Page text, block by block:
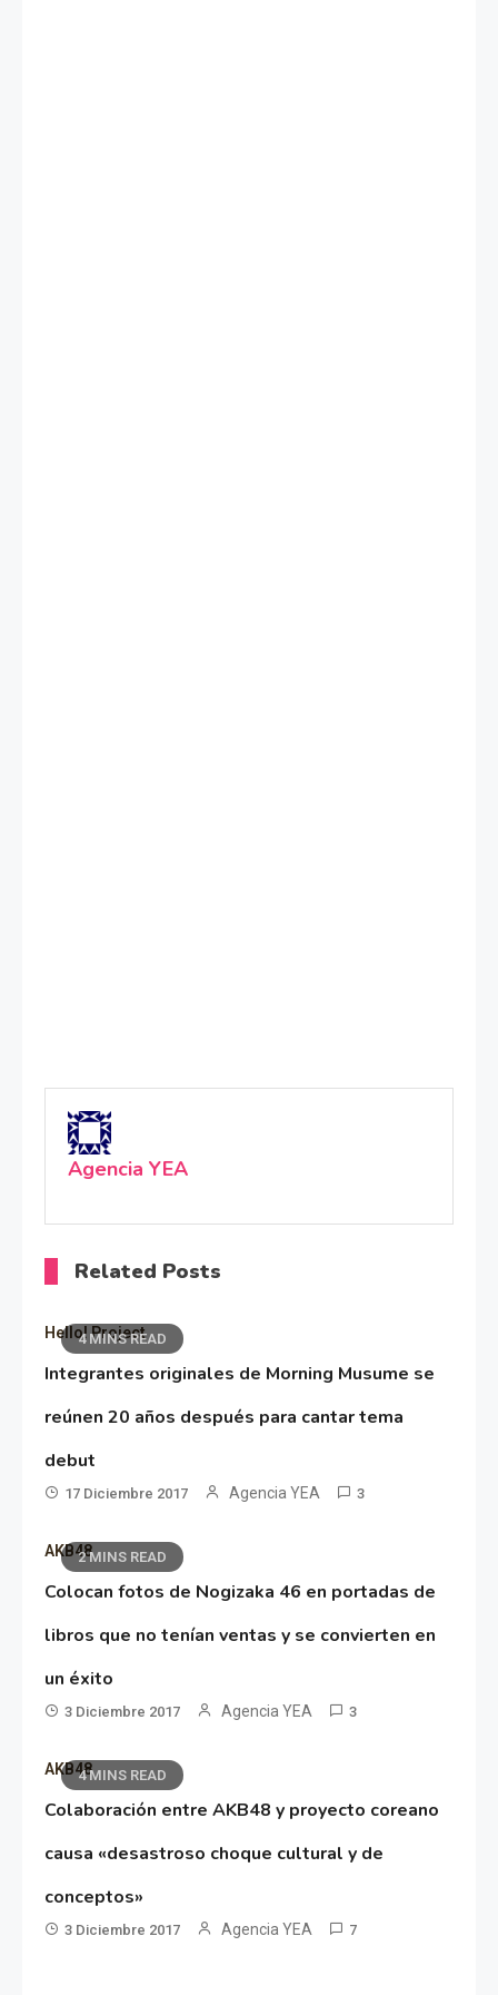
Agencia YEA
Related Posts
4 MINS READ
Hello! Project
Integrantes originales de Morning Musume se
reúnen 20 años después para cantar tema
debut
17 Diciembre 2017 Agencia YEA 3
2 MINS READ
AKB48
Colocan fotos de Nogizaka 46 en portadas de
libros que no tenían ventas y se convierten en
un éxito
3 Diciembre 2017 Agencia YEA 3
4 MINS READ
AKB48
Colaboración entre AKB48 y proyecto coreano
causa «desastroso choque cultural y de
conceptos»
3 Diciembre 2017 Agencia YEA 7